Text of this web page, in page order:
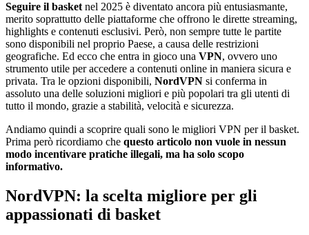
Seguire il basket nel 2025 è diventato ancora più entusiasmante,
merito soprattutto delle piattaforme che offrono le dirette streaming,
highlights e contenuti esclusivi. Però, non sempre tutte le partite
sono disponibili nel proprio Paese, a causa delle restrizioni
geografiche. Ed ecco che entra in gioco una VPN, ovvero uno
strumento utile per accedere a contenuti online in maniera sicura e
privata. Tra le opzioni disponibili, NordVPN si conferma in
assoluto una delle soluzioni migliori e più popolari tra gli utenti di
tutto il mondo, grazie a stabilità, velocità e sicurezza.
Andiamo quindi a scoprire quali sono le migliori VPN per il basket.
Prima però ricordiamo che questo articolo non vuole in nessun
modo incentivare pratiche illegali, ma ha solo scopo
informativo.
NordVPN: la scelta migliore per gli
appassionati di basket